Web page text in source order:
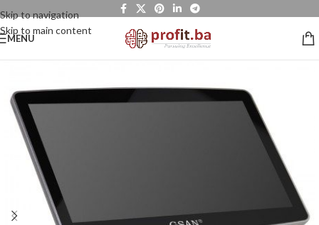
Skip to navigation
Skip to main content
MENU